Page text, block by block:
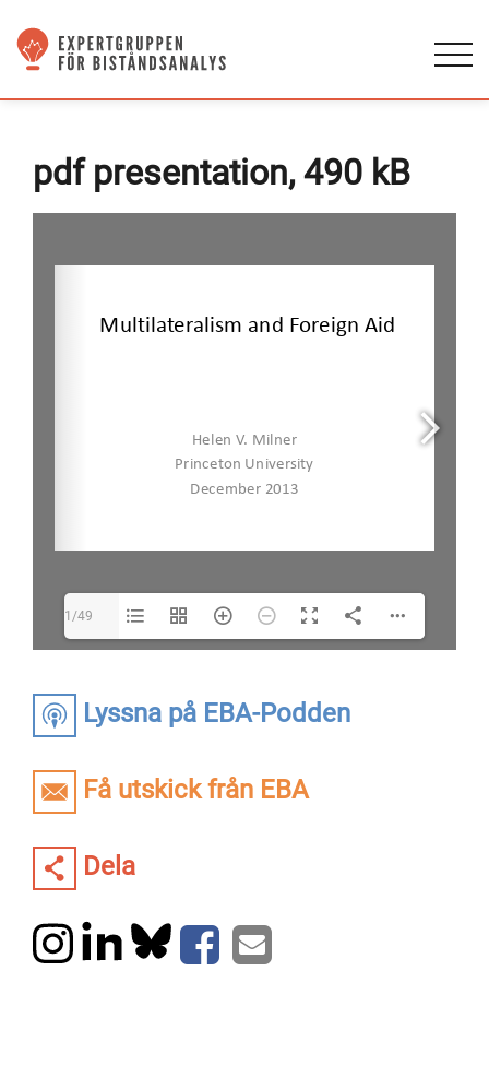
Lyssna på EBA-Podden
Få utskick från EBA
Dela
pdf presentation, 490 kB
1/49